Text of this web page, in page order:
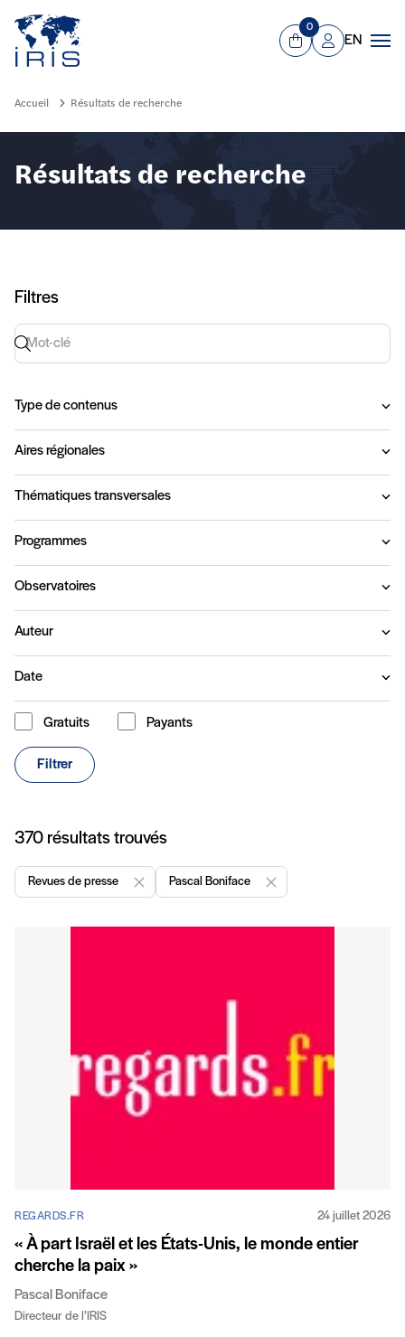
Aller au contenu principal
Panier
0
Mon compte
EN
Accueil Résultats de recherche
Résultats de recherche
Filtres
Recherche par mot-clé
Type de contenus
Aires régionales
Thématiques transversales
Programmes
Observatoires
Auteur
Date
Type de contenu
Gratuits Payants
Filtrer
Articles
370 résultats trouvés
Revues de presse
Enlever "Revues de presse"
Pascal Boniface
Enlever "Pascal Boniface "
REGARDS.FR 24 juillet 2026
« À part Israël et les États-Unis, le monde entier
cherche la paix »
Pascal Boniface
Directeur de l’IRIS